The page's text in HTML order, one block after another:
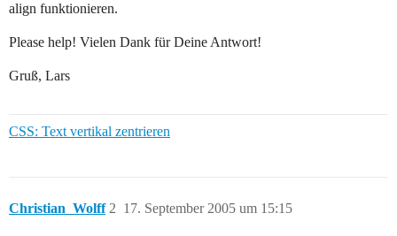
align funktionieren.
Please help! Vielen Dank für Deine Antwort!
Gruß, Lars
CSS: Text vertikal zentrieren
Christian_Wolff 17. September 2005 um 15:15
2